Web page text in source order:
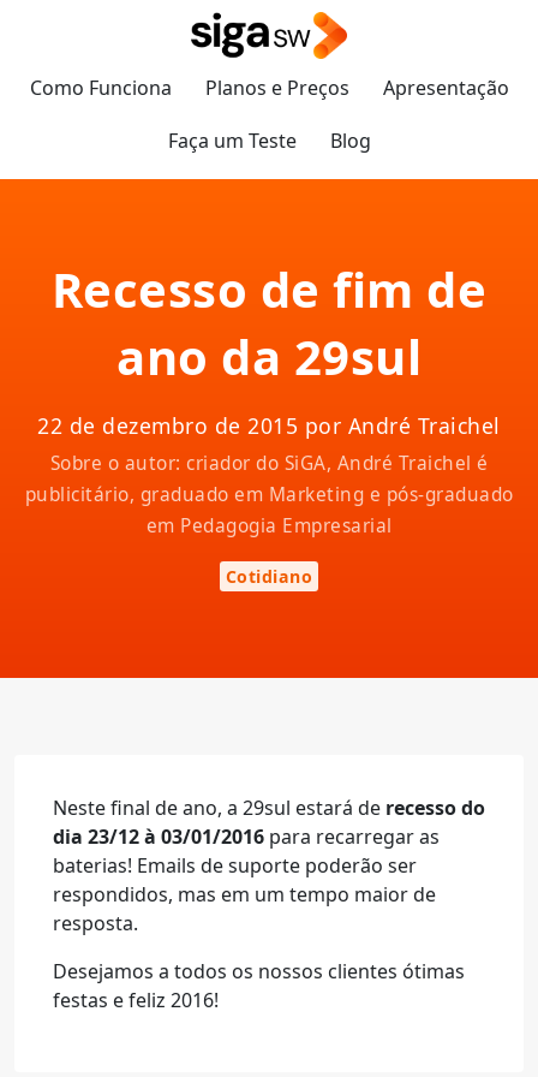
Como Funciona Planos e Preços
Apresentação
Faça um Teste
Blog
Recesso de fim de
ano da 29sul
22 de dezembro de 2015 por André Traichel
Sobre o autor: criador do SiGA, André Traichel é
publicitário, graduado em Marketing e pós-graduado
em Pedagogia Empresarial
Cotidiano
Neste final de ano, a 29sul estará de recesso do
dia 23/12 à 03/01/2016 para recarregar as
baterias! Emails de suporte poderão ser
respondidos, mas em um tempo maior de
resposta.
Desejamos a todos os nossos clientes ótimas
festas e feliz 2016!